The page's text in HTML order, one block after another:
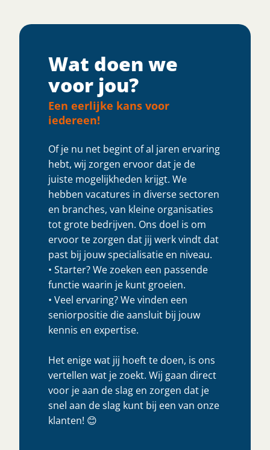
Wat doen we
voor jou?
Een eerlijke kans voor
iedereen!
Of je nu net begint of al jaren ervaring
hebt, wij zorgen ervoor dat je de
juiste mogelijkheden krijgt. We
hebben vacatures in diverse sectoren
en branches, van kleine organisaties
tot grote bedrijven. Ons doel is om
ervoor te zorgen dat jij werk vindt dat
past bij jouw specialisatie en niveau.
• Starter? We zoeken een passende
functie waarin je kunt groeien.
• Veel ervaring? We vinden een
seniorpositie die aansluit bij jouw
kennis en expertise.
Het enige wat jij hoeft te doen, is ons
vertellen wat je zoekt. Wij gaan direct
voor je aan de slag en zorgen dat je
snel aan de slag kunt bij een van onze
klanten! 😊